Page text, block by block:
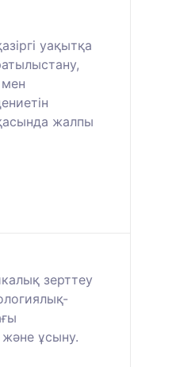
уақытқа
жалпы
зерттеу
және ұсыну.